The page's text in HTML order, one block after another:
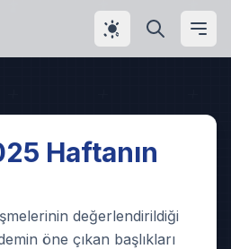
Haftanın
değerlendirildiği
öne çıkan başlıkları